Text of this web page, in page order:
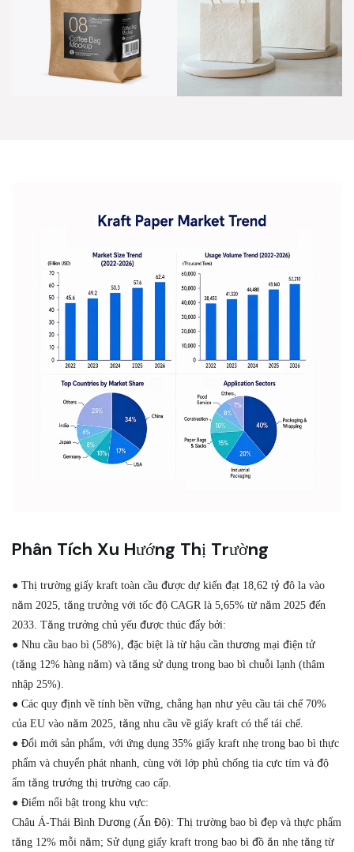
Phân Tích Xu Hướng Thị Trường
● Thị trường giấy kraft toàn cầu được dự kiến ​​đạt 18,62 tỷ đô la vào
năm 2025, tăng trưởng với tốc độ CAGR là 5,65% từ năm 2025 đến
2033. Tăng trưởng chủ yếu được thúc đẩy bởi:
● Nhu cầu bao bì (58%), đặc biệt là từ hậu cần thương mại điện tử
(tăng 12% hàng năm) và tăng sử dụng trong bao bì chuỗi lạnh (thâm
nhập 25%).
● Các quy định về tính bền vững, chẳng hạn như yêu cầu tái chế 70%
của EU vào năm 2025, tăng nhu cầu về giấy kraft có thể tái chế.
● Đổi mới sản phẩm, với ứng dụng 35% giấy kraft nhẹ trong bao bì thực
phẩm và chuyển phát nhanh, cùng với lớp phủ chống tia cực tím và độ
ẩm tăng trưởng thị trường cao cấp.
● Điểm nổi bật trong khu vực:
Châu Á-Thái Bình Dương (Ấn Độ): Thị trường bao bì đẹp và thực phẩm
tăng 12% mỗi năm; Sử dụng giấy kraft trong bao bì đồ ăn nhẹ tăng từ